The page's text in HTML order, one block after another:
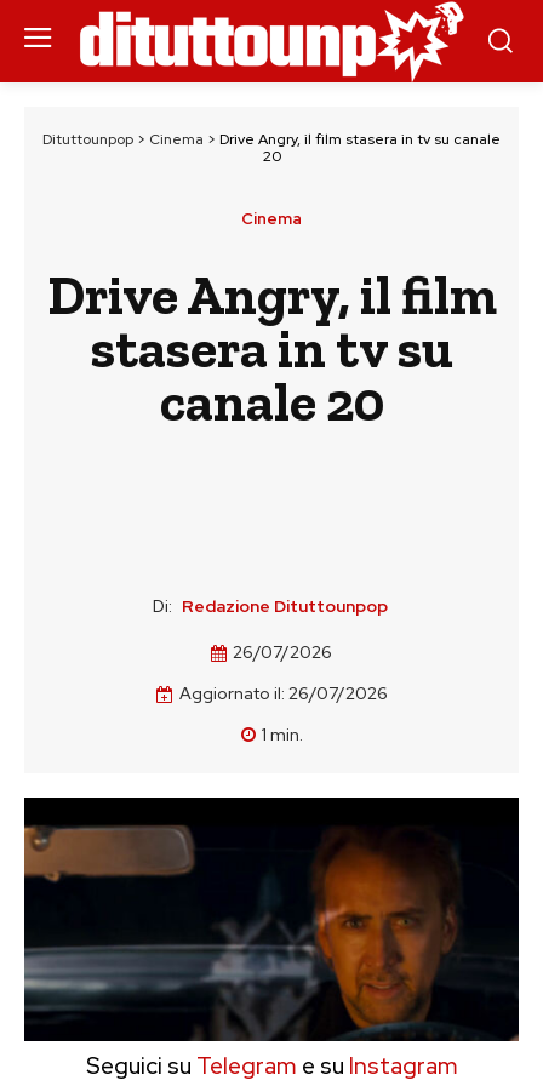
Dituttounpop > Cinema > Drive Angry, il film stasera in tv su canale
20
Cinema
Drive Angry, il film
stasera in tv su
canale 20
Di: Redazione Dituttounpop
26/07/2026
Aggiornato il: 26/07/2026
1 min.
Seguici su Telegram e su Instagram